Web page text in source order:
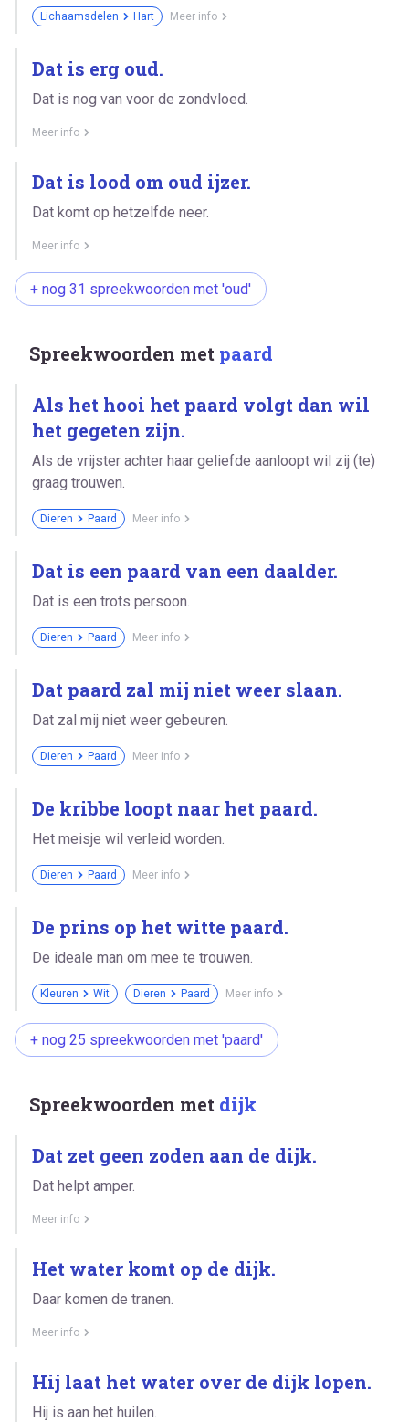
Lichaamsdelen Hart Meer info
Dat is erg oud.
Dat is nog van voor de zondvloed.
Meer info
Dat is lood om oud ijzer.
Dat komt op hetzelfde neer.
Meer info
+ nog 31 spreekwoorden met 'oud'
Spreekwoorden met paard
Als het hooi het paard volgt dan wil
het gegeten zijn.
Als de vrijster achter haar geliefde aanloopt wil zij (te)
graag trouwen.
Dieren Paard Meer info
Dat is een paard van een daalder.
Dat is een trots persoon.
Dieren Paard Meer info
Dat paard zal mij niet weer slaan.
Dat zal mij niet weer gebeuren.
Dieren Paard Meer info
De kribbe loopt naar het paard.
Het meisje wil verleid worden.
Dieren Paard Meer info
De prins op het witte paard.
De ideale man om mee te trouwen.
Kleuren Wit Dieren Paard Meer info
+ nog 25 spreekwoorden met 'paard'
Spreekwoorden met dijk
Dat zet geen zoden aan de dijk.
Dat helpt amper.
Meer info
Het water komt op de dijk.
Daar komen de tranen.
Meer info
Hij laat het water over de dijk lopen.
Hij is aan het huilen.